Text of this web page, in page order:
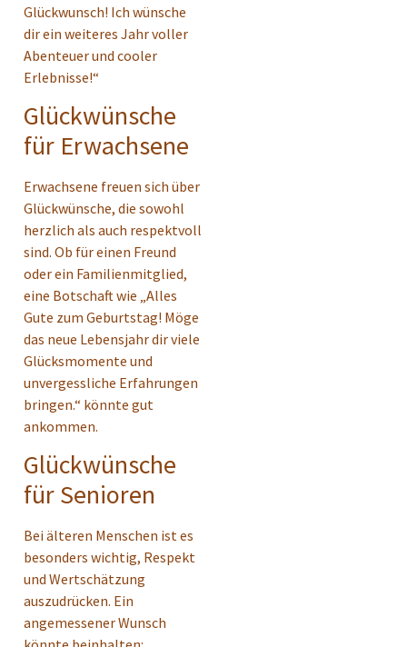
Glückwunsch! Ich wünsche
dir ein weiteres Jahr voller
Abenteuer und cooler
Erlebnisse!“
Glückwünsche
für Erwachsene
Erwachsene freuen sich über
Glückwünsche, die sowohl
herzlich als auch respektvoll
sind. Ob für einen Freund
oder ein Familienmitglied,
eine Botschaft wie „Alles
Gute zum Geburtstag! Möge
das neue Lebensjahr dir viele
Glücksmomente und
unvergessliche Erfahrungen
bringen.“ könnte gut
ankommen.
Glückwünsche
für Senioren
Bei älteren Menschen ist es
besonders wichtig, Respekt
und Wertschätzung
auszudrücken. Ein
angemessener Wunsch